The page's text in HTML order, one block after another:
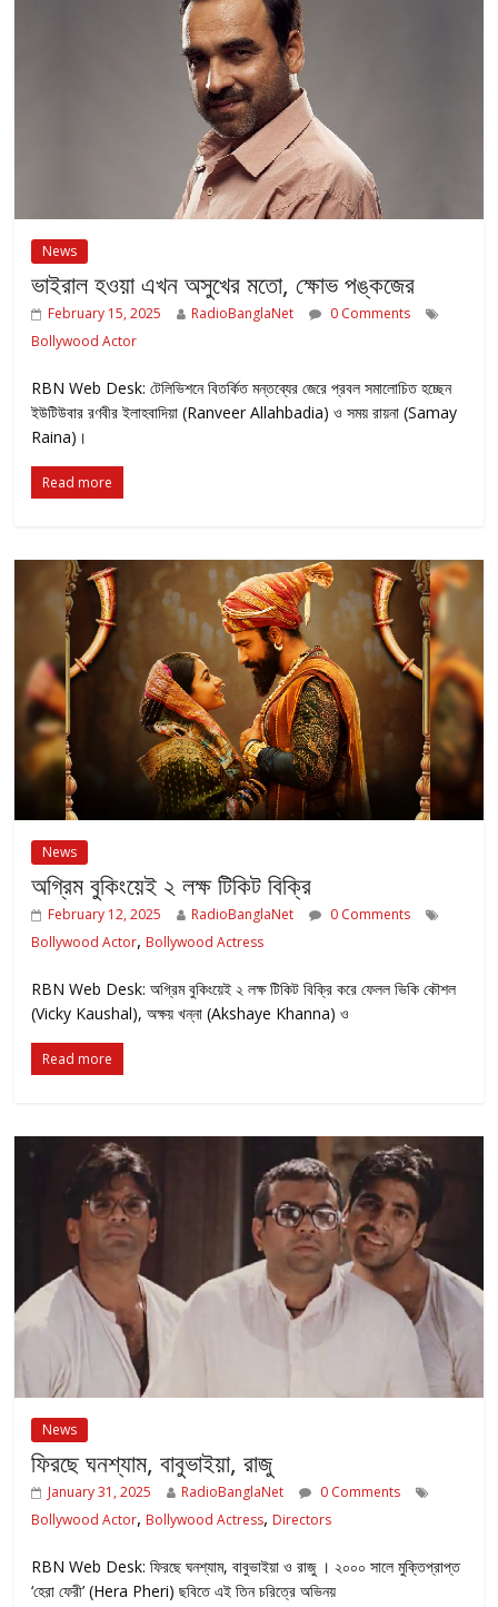
News
ভাইরাল হওয়া এখন অসুখের মতো, ক্ষোভ পঙ্কজের
February 15, 2025 RadioBanglaNet
0 Comments
Bollywood Actor
RBN Web Desk: টেলিভিশনে বিতর্কিত মন্তব্যের জেরে প্রবল সমালোচিত হচ্ছেন
ইউটিউবার রণবীর ইলাহবাদিয়া (Ranveer Allahbadia) ও সময় রায়না (Samay
Raina)।
Read more
News
অগ্রিম বুকিংয়েই ২ লক্ষ টিকিট বিক্রি
February 12, 2025 RadioBanglaNet
0 Comments
Bollywood Actor, Bollywood Actress
RBN Web Desk: অগ্রিম বুকিংয়েই ২ লক্ষ টিকিট বিক্রি করে ফেলল ভিকি কৌশল
(Vicky Kaushal), অক্ষয় খন্না (Akshaye Khanna) ও
Read more
News
ফিরছে ঘনশ্যাম, বাবুভাইয়া, রাজু
January 31, 2025 RadioBanglaNet
0 Comments
Bollywood Actor, Bollywood Actress, Directors
RBN Web Desk: ফিরছে ঘনশ্যাম, বাবুভাইয়া ও রাজু । ২০০০ সালে মুক্তিপ্রাপ্ত
‘হেরা ফেরী’ (Hera Pheri) ছবিতে এই তিন চরিত্রে অভিনয়